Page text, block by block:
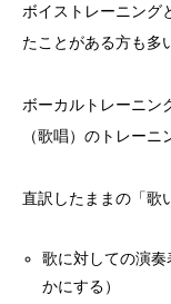
ボイストレーニング
たことがある方も多
ボーカルトレーニン
（歌唱）のトレー
直訳したままの「歌
歌に対しての演
かにする）